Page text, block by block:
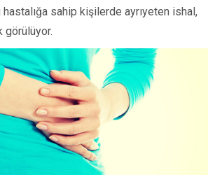
sahip kişilerde ayrıyeten ishal,
görülüyor.